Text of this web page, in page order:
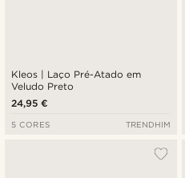
Kleos | Laço Pré-Atado em
Veludo Preto
24,95 €
5 CORES TRENDHIM